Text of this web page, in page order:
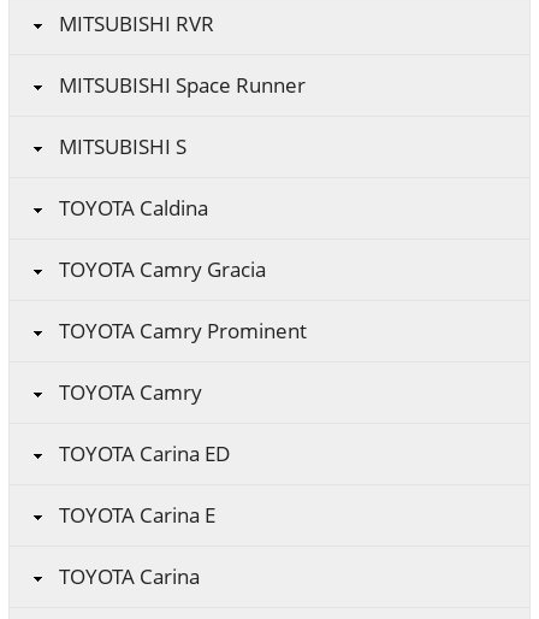
MITSUBISHI RVR
MITSUBISHI Space Runner
MITSUBISHI S
TOYOTA Caldina
TOYOTA Camry Gracia
TOYOTA Camry Prominent
TOYOTA Camry
TOYOTA Carina ED
TOYOTA Carina E
TOYOTA Carina